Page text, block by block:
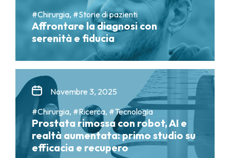
#Chirurgia, #Storie di pazienti
Affrontare la diagnosi con
serenità e fiducia
Novembre 3, 2025
#Chirurgia, #Ricerca, #Tecnologia
Prostata rimossa con robot, AI e
realtà aumentata: primo studio su
efficacia e recupero